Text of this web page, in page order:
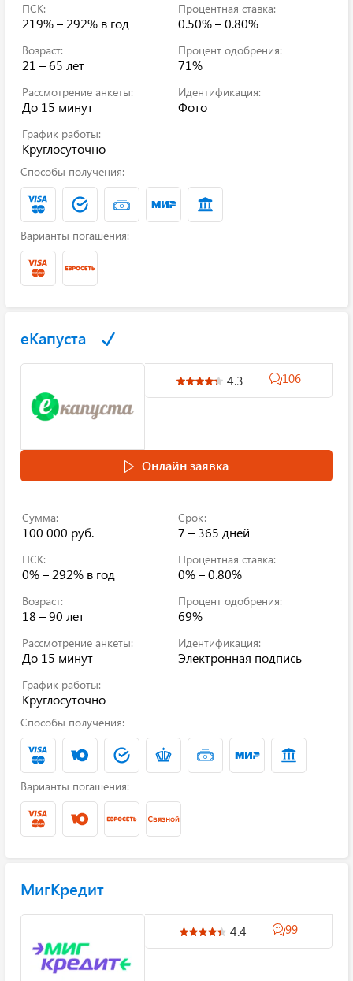
ПСК:
219% – 292% в год
Процентная ставка:
0.50% – 0.80%
Возраст:
21 – 65 лет
Процент одобрения:
71%
Рассмотрение анкеты:
До 15 минут
Идентификация:
Фото
График работы:
Круглосуточно
Способы получения:
Варианты погашения:
еКапуста
4.3 106
Онлайн заявка
Сумма:
100 000 руб.
Срок:
7 – 365 дней
ПСК:
0% – 292% в год
Процентная ставка:
0% – 0.80%
Возраст:
18 – 90 лет
Процент одобрения:
69%
Рассмотрение анкеты:
До 15 минут
Идентификация:
Электронная подпись
График работы:
Круглосуточно
Способы получения:
Варианты погашения:
МигКредит
4.4 99